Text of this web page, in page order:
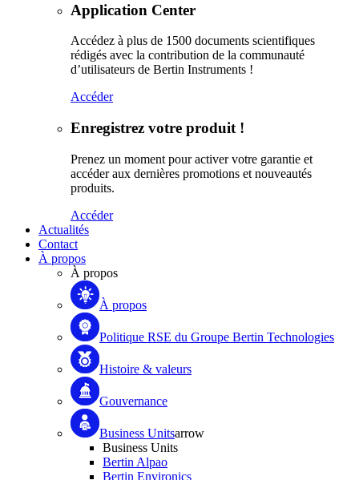
Application Center
Accédez à plus de 1500 documents scientifiques
rédigés avec la contribution de la communauté
d’utilisateurs de Bertin Instruments !
Accéder
Enregistrez votre produit !
Prenez un moment pour activer votre garantie et
accéder aux dernières promotions et nouveautés
produits.
Accéder
Actualités
Contact
À propos
À propos
À propos
Politique RSE du Groupe Bertin Technologies
Histoire & valeurs
Gouvernance
Business Unitsarrow
Business Units
Bertin Alpao
Bertin Environics